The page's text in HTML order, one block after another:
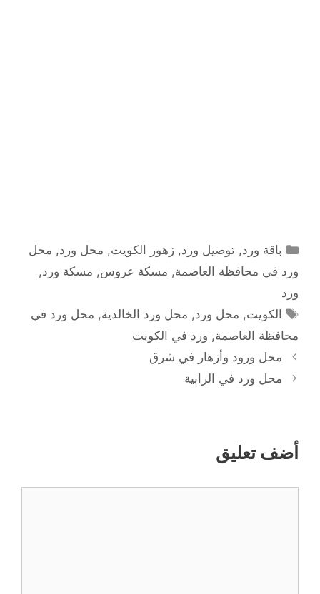
التصنيفات
باقة ورد,توصيل ورد,زهور الكويت, محل ورد, محل
ورد في محافظة العاصمة, مسكة عروس, مسكة ورد,
ورد
الوسوم
الكويت, محل ورد, محل ورد الخالدية, محل ورد في
محافظة العاصمة, ورد في الكويت
محل ورود وأزهار في شرق
محل ورد في الرابية
أضف تعليق